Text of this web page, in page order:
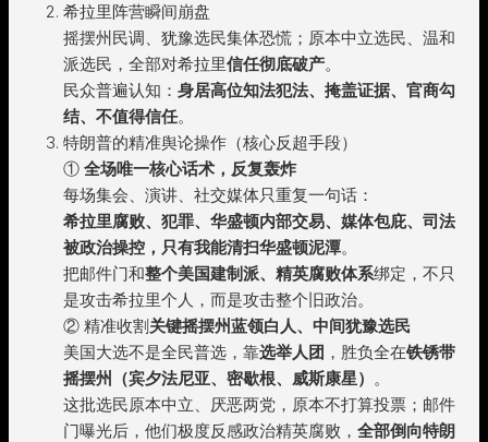
希拉里阵营瞬间崩盘
摇摆州民调、犹豫选民集体恐慌；原本中立选民、温和
派选民，全部对希拉里信任彻底破产。
民众普遍认知： 身居高位知法犯法、掩盖证据、官商勾
结、不值得信任。
特朗普的精准舆论操作（核心反超手段）
① 全场唯一核心话术，反复轰炸
每场集会、演讲、社交媒体只重复一句话：
希拉里腐败、犯罪、华盛顿内部交易、媒体包庇、司法
被政治操控，只有我能清扫华盛顿泥潭。
把邮件门和整个美国建制派、精英腐败体系绑定，不只
是攻击希拉里个人，而是攻击整个旧政治。
② 精准收割关键摇摆州蓝领白人、中间犹豫选民
美国大选不是全民普选，靠选举人团 ，胜负全在铁锈带
摇摆州（宾夕法尼亚、密歇根、威斯康星） 。
这批选民原本中立、厌恶两党，原本不打算投票；邮件
门曝光后，他们极度反感政治精英腐败， 全部倒向特朗